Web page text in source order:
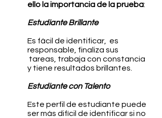
ello la importancia de la prueba:
Estudiante Brillante
Es fácil de identificar, es
responsable, finaliza sus
tareas, trabaja con constancia
y tiene resultados brillantes.
Estudiante con Talento
Este perfil de estudiante puede
ser más difícil de identificar si no